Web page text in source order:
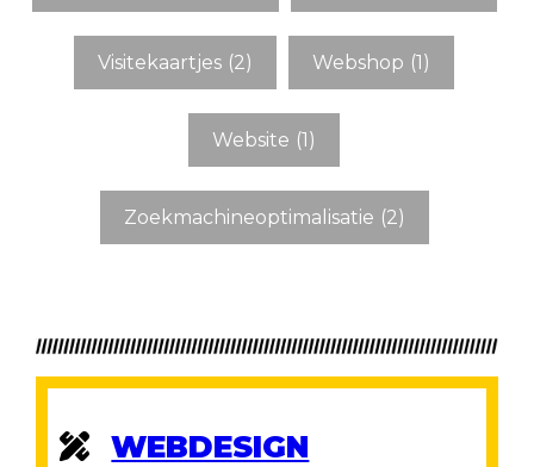
Visitekaartjes (2) Webshop (1)
Website (1)
Zoekmachineoptimalisatie (2)
WEBDESIGN